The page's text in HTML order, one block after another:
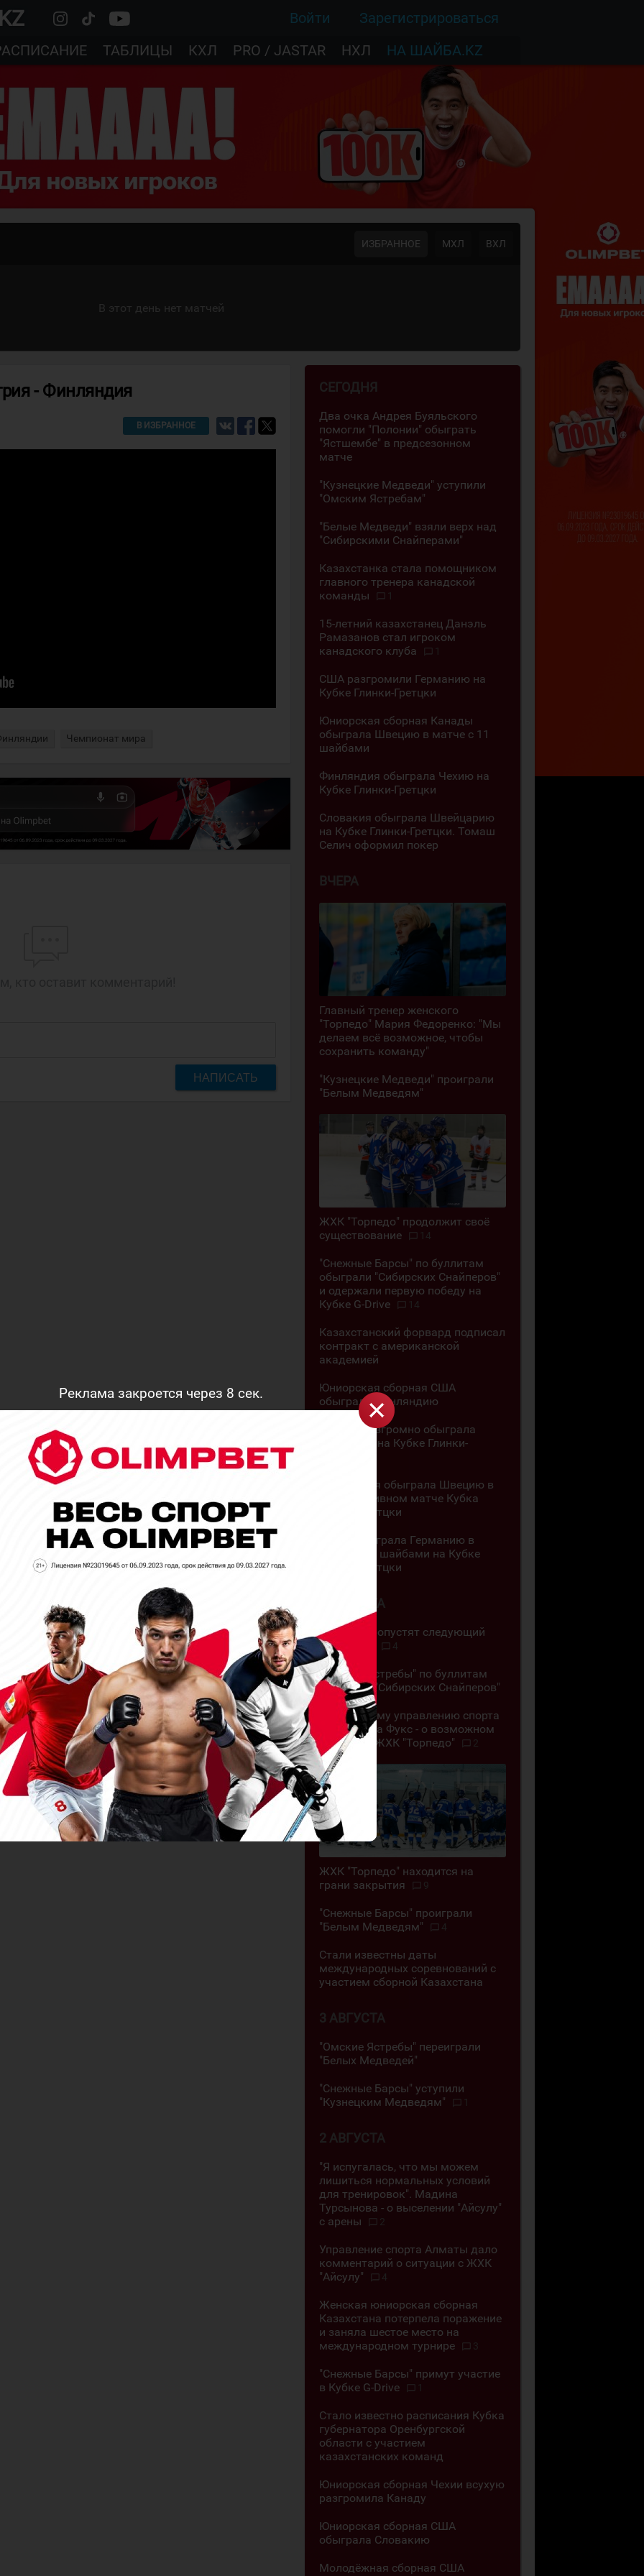
Реклама закроется через 7 сек.
Войти
Зарегистрироваться
ТАБЛИЦЫ КХЛ PRO / JASTAR НХЛ НА ШАЙБА.KZ
ИЗБРАННОЕ МХЛ ВХЛ
В этот день нет матчей
- Финляндия
В ИЗБРАННОЕ
Чемпионат мира
НАПИСАТЬ
СЕГОДНЯ
Два очка Андрея Буяльского
помогли "Полонии" обыграть
"Ястшембе" в предсезонном
матче
"Кузнецкие Медведи" уступили
"Омским Ястребам"
"Белые Медведи" взяли верх над
"Сибирскими Снайперами"
Казахстанка стала помощником
главного тренера канадской
команды
1
15-летний казахстанец Данэль
Рамазанов стал игроком
канадского клуба
1
США разгромили Германию на
Кубке Глинки-Гретцки
Юниорская сборная Канады
обыграла Швецию в матче с 11
шайбами
Финляндия обыграла Чехию на
Кубке Глинки-Гретцки
Словакия обыграла Швейцарию
на Кубке Глинки-Гретцки. Томаш
Селич оформил покер
ВЧЕРА
Главный тренер женского
"Торпедо" Мария Федоренко: "Мы
делаем всё возможное, чтобы
сохранить команду"
"Кузнецкие Медведи" проиграли
"Белым Медведям"
ЖХК "Торпедо" продолжит своё
существование
14
"Снежные Барсы" по буллитам
обыграли "Сибирских Снайперов"
и одержали первую победу на
Кубке G-Drive
14
Казахстанский форвард подписал
контракт с американской
академией
Юниорская сборная США
обыграла Финляндию
Канада разгромно обыграла
Словакию на Кубке Глинки-
Швейцария обыграла Швецию в
результативном матче Кубка
Глинки-Гретцки
Чехия обыграла Германию в
матче с 11 шайбами на Кубке
Глинки-Гретцки
4 АВГУСТА
"Челны" пропустят следующий
сезон ВХЛ
4
"Омские Ястребы" по буллитам
обыграли "Сибирских Снайперов"
"Позор всему управлению спорта
ВКО". Алёна Фукс - о возможном
закрытии ЖХК "Торпедо"
2
ЖХК "Торпедо" находится на
грани закрытия
9
"Снежные Барсы" проиграли
"Белым Медведям"
4
Стали известны даты
международных соревнований с
участием сборной Казахстана
3 АВГУСТА
"Омские Ястребы" переиграли
"Белых Медведей"
"Снежные Барсы" уступили
"Кузнецким Медведям"
1
2 АВГУСТА
"Я испугалась, что мы можем
лишиться нормальных условий
для тренировок". Мадина
Турсынова - о выселении "Айсулу"
с арены
2
Управление спорта Алматы дало
комментарий о ситуации с ЖХК
"Айсулу"
4
Женская юниорская сборная
Казахстана потерпела поражение
и заняла шестое место на
международном турнире
3
"Снежные Барсы" примут участие
в Кубке G-Drive
1
Стало известно расписания Кубка
губернатора Оренбургской
области с участием
казахстанских команд
Юниорская сборная Чехии всухую
разгромила Канаду
Юниорская сборная США
обыграла Словакию
Молодёжная сборная США